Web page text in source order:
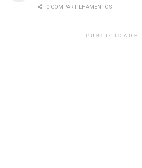
0 COMPARTILHAMENTOS
PUBLICIDADE